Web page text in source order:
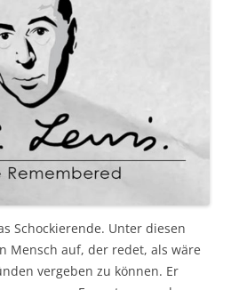
Schockierende. Unter diesen
Mensch auf, der redet, als wäre
vergeben zu können. Er